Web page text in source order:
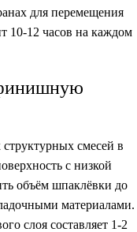
для перемещения
10-12 часов на каждом
смесей в
с низкой
объём шпаклёвки до
материалами.
слоя составляет 1-2